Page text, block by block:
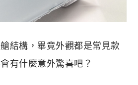
結構，畢竟外觀都是常見款
有什麼意外驚喜吧？